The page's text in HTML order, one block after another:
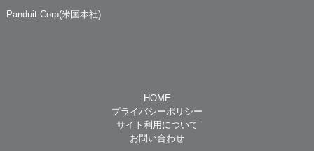
Panduit Corp(米国本社)
HOME
プライバシーポリシー
サイト利用について
お問い合わせ